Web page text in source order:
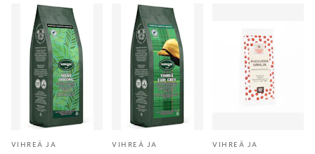
VIHREÄ JA VIHREÄ JA VIHREÄ JA